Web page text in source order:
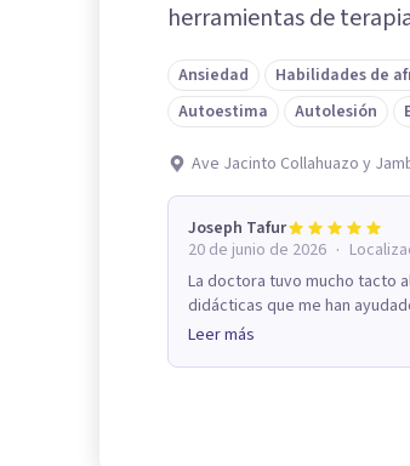
herramientas de
Ansiedad Habilidades de
Autoestima
Autolesión
Ave Jacinto Collahuazo y
Joseph Tafur
20 de junio de 2026 ·
La doctora tuvo mucho tacto
didácticas que me han
Leer más